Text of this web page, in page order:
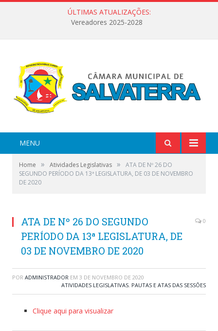
ÚLTIMAS ATUALIZAÇÕES:
Vereadores 2025-2028
MENU
Home » Atividades Legislativas »
ATA DE Nº 26 DO
SEGUNDO PERÍODO DA 13ª LEGISLATURA, DE 03 DE NOVEMBRO
DE 2020
ATA DE Nº 26 DO SEGUNDO
PERÍODO DA 13ª LEGISLATURA, DE
03 DE NOVEMBRO DE 2020
0
POR ADMINISTRADOR EM 3 DE NOVEMBRO DE 2020
ATIVIDADES LEGISLATIVAS, PAUTAS E ATAS DAS SESSÕES
Clique aqui para visualizar